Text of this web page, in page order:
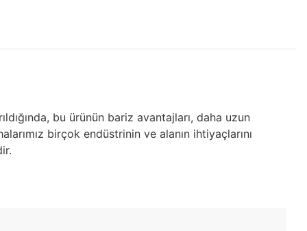
bu ürünün bariz avantajları, daha uzun
birçok endüstrinin ve alanın ihtiyaçlarını